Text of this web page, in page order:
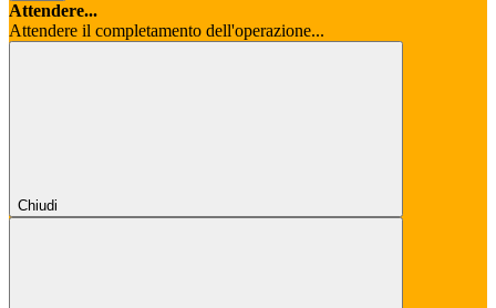
Attendere...
Attendere il completamento dell'operazione...
Chiudi